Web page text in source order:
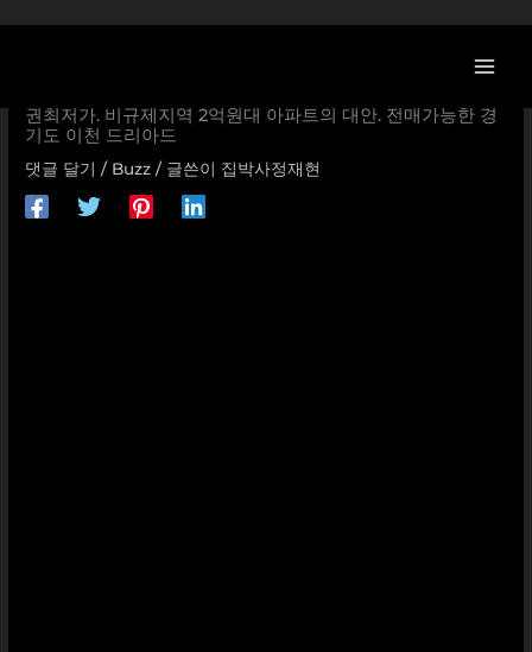
로
권최저가. 비규제지역 2억원대 아파트의 대안. 전매가능한 경
기도 이천 드리아드
댓글 달기 / Buzz / 글쓴이 집박사정재현